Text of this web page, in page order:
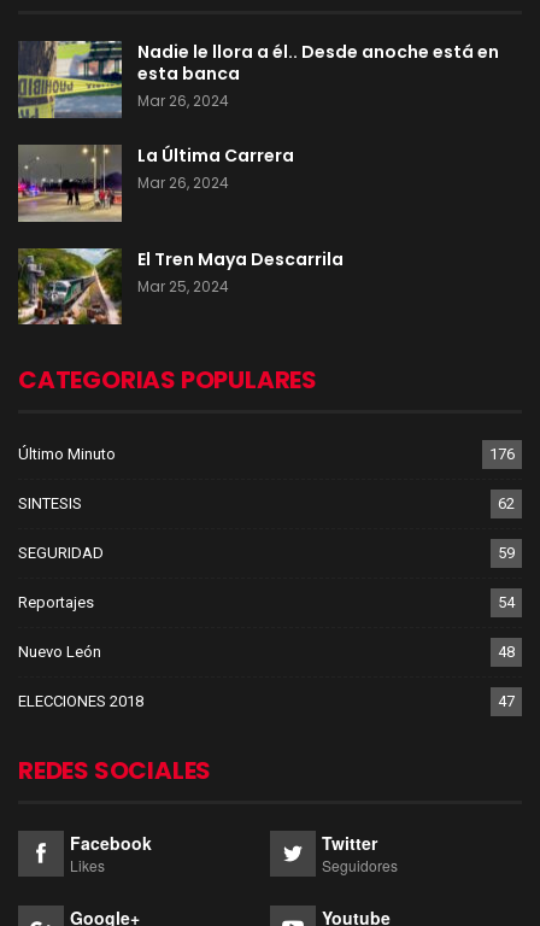
Nadie le llora a él.. Desde anoche está en
esta banca
Mar 26, 2024
La Última Carrera
Mar 26, 2024
El Tren Maya Descarrila
Mar 25, 2024
CATEGORIAS POPULARES
Último Minuto 176
SINTESIS 62
SEGURIDAD 59
Reportajes 54
Nuevo León 48
ELECCIONES 2018 47
REDES SOCIALES
Facebook
Likes
Twitter
Seguidores
Google+ Youtube